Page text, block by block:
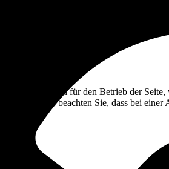
sind essenziell für den Betrieb der
Bitte beachten Sie, dass bei